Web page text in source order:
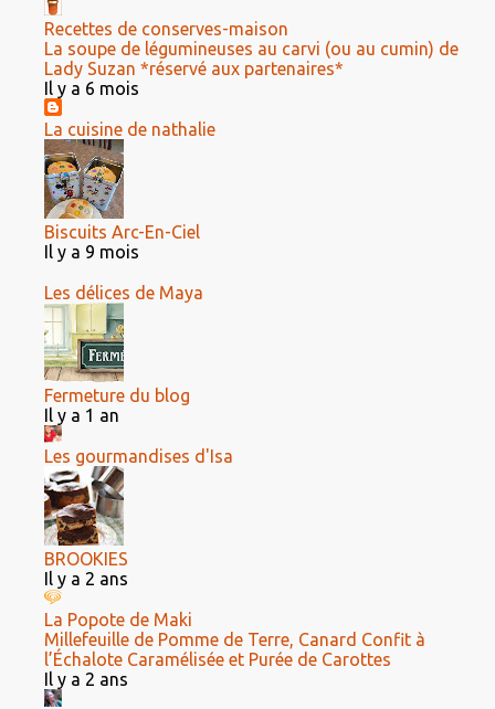
Recettes de conserves-maison
La soupe de légumineuses au carvi (ou au cumin) de
Lady Suzan *réservé aux partenaires*
Il y a 6 mois
La cuisine de nathalie
Biscuits Arc-En-Ciel
Il y a 9 mois
Les délices de Maya
Fermeture du blog
Il y a 1 an
Les gourmandises d'Isa
BROOKIES
Il y a 2 ans
La Popote de Maki
Millefeuille de Pomme de Terre, Canard Confit à
l’Échalote Caramélisée et Purée de Carottes
Il y a 2 ans